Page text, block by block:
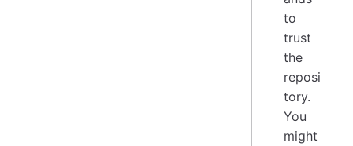
to
trust
the
reposi
tory.
You
might